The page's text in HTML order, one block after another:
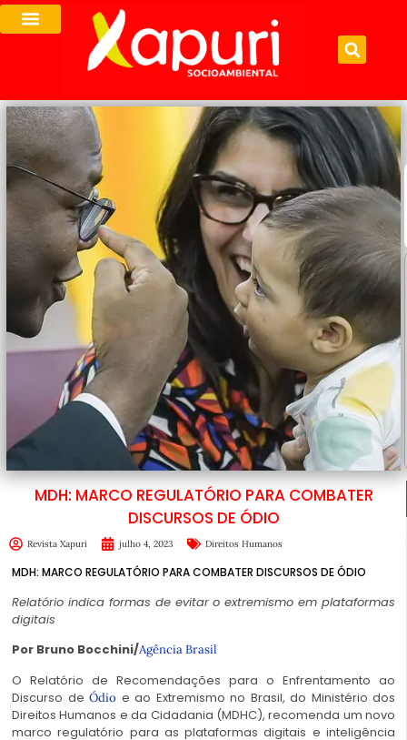
MDH: MARCO REGULATÓRIO PARA COMBATER
DISCURSOS DE ÓDIO
Revista Xapuri julho 4, 2023 Direitos Humanos
MDH: MARCO REGULATÓRIO PARA COMBATER DISCURSOS DE ÓDIO
Relatório indica formas de evitar o extremismo em plataformas
digitais
Por Bruno Bocchini/Agência Brasil
O Relatório de Recomendações para o Enfrentamento ao
Discurso de Ódio e ao Extremismo no Brasil, do Ministério dos
Direitos Humanos e da Cidadania (MDHC), recomenda um novo
marco regulatório para as plataformas digitais e inteligência